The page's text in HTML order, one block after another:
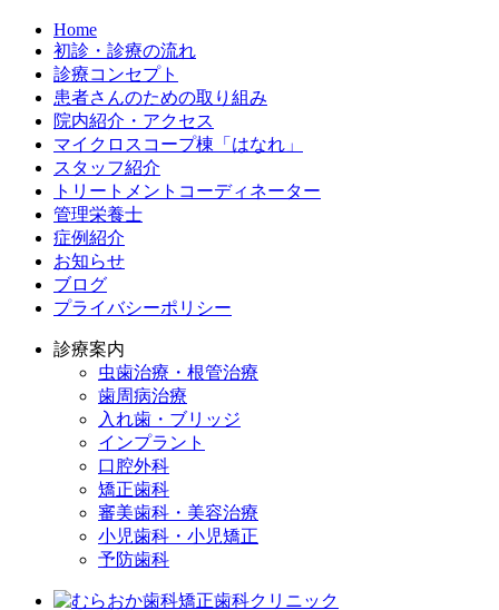
Home
初診・診療の流れ
診療コンセプト
患者さんのための取り組み
院内紹介・アクセス
マイクロスコープ棟「はなれ」
スタッフ紹介
トリートメントコーディネーター
管理栄養士
症例紹介
お知らせ
ブログ
プライバシーポリシー
診療案内
虫歯治療・根管治療
歯周病治療
入れ歯・ブリッジ
インプラント
口腔外科
矯正歯科
審美歯科・美容治療
小児歯科・小児矯正
予防歯科